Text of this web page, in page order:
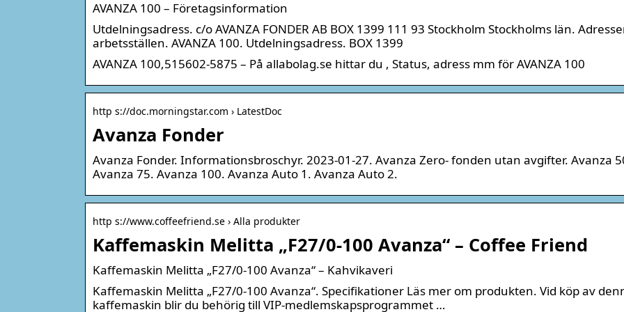
AVANZA 100 – Företagsinformation
Utdelningsadress. c/o AVANZA FONDER AB BOX 1399 111 93 Stockholm Stockholms län.
arbetsställen. AVANZA 100. Utdelningsadress. BOX 1399
AVANZA 100,515602-5875 – På allabolag.se hittar du , Status, adress mm för AVANZA 100
http s://doc.morningstar.com › LatestDoc
Avanza Fonder
Avanza Fonder. Informationsbroschyr. 2023-01-27. Avanza Zero- fonden utan avgifter. Avanza
Avanza 75. Avanza 100. Avanza Auto 1. Avanza Auto 2.
http s://www.coffeefriend.se › Alla produkter
Kaffemaskin Melitta „F27/0-100 Avanza“ – Coffee Friend
Kaffemaskin Melitta „F27/0-100 Avanza“ – Kahvikaveri
Kaffemaskin Melitta „F27/0-100 Avanza“. Specifikationer Läs mer om produkten. Vid köp av
kaffemaskin blir du behörig till VIP-medlemskapsprogrammet …